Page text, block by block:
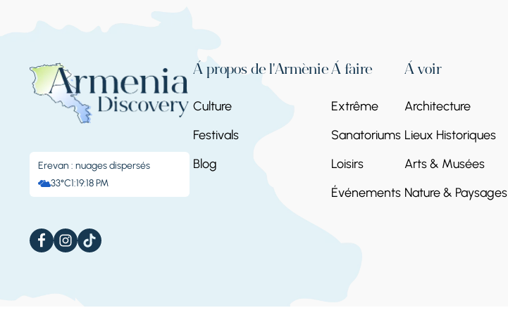
Erevan : nuages ​​dispersés
33°C1:19:19 PM
À propos de l'Arménie
Culture
Festivals
Blog
À faire
Extrême
Sanatoriums
Loisirs
Événements
À voir
Architecture
Lieux Historiques
Arts & Musées
Nature & Paysages